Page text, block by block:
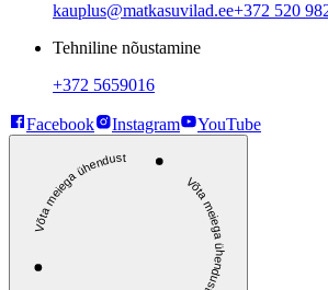
kauplus@matkasuvilad.ee+372 520
Tehniline nõustamine
+372 5659016
Facebook Instagram YouTube
Võta meiega ühendust Võta meiega ühendust